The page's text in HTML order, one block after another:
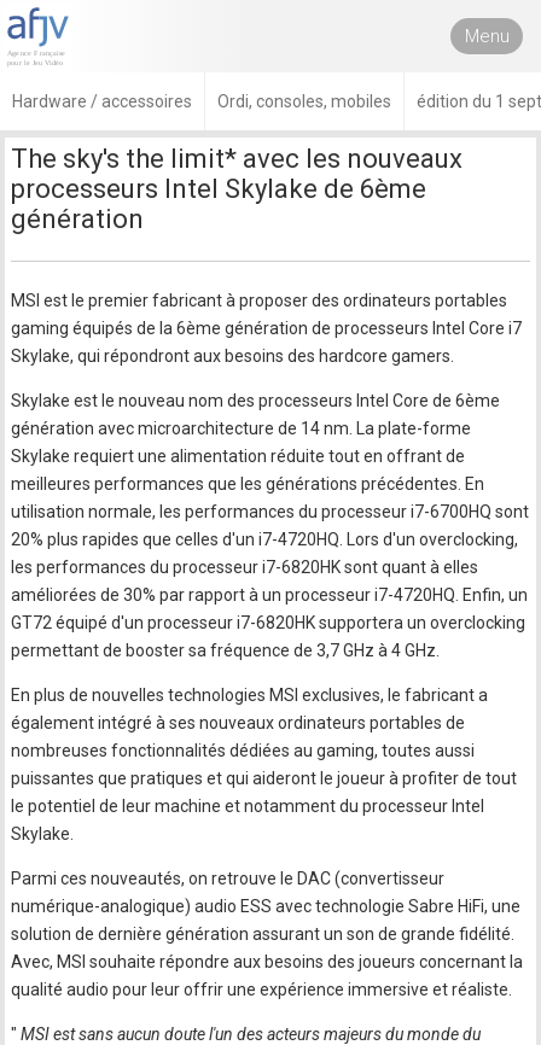
Menu
Hardware / accessoires Ordi, consoles, mobiles édition du 1
The sky's the limit* avec les nouveaux
processeurs Intel Skylake de 6ème
génération
MSI est le premier fabricant à proposer des ordinateurs portables
gaming équipés de la 6ème génération de processeurs Intel Core i7
Skylake, qui répondront aux besoins des hardcore gamers.
Skylake est le nouveau nom des processeurs Intel Core de 6ème
génération avec microarchitecture de 14 nm. La plate-forme
Skylake requiert une alimentation réduite tout en offrant de
meilleures performances que les générations précédentes. En
utilisation normale, les performances du processeur i7-6700HQ sont
20% plus rapides que celles d'un i7-4720HQ. Lors d'un overclocking,
les performances du processeur i7-6820HK sont quant à elles
améliorées de 30% par rapport à un processeur i7-4720HQ. Enfin, un
GT72 équipé d'un processeur i7-6820HK supportera un overclocking
permettant de booster sa fréquence de 3,7 GHz à 4 GHz.
En plus de nouvelles technologies MSI exclusives, le fabricant a
également intégré à ses nouveaux ordinateurs portables de
nombreuses fonctionnalités dédiées au gaming, toutes aussi
puissantes que pratiques et qui aideront le joueur à profiter de tout
le potentiel de leur machine et notamment du processeur Intel
Skylake.
Parmi ces nouveautés, on retrouve le DAC (convertisseur
numérique-analogique) audio ESS avec technologie Sabre HiFi, une
solution de dernière génération assurant un son de grande fidélité.
Avec, MSI souhaite répondre aux besoins des joueurs concernant la
qualité audio pour leur offrir une expérience immersive et réaliste.
" MSI est sans aucun doute l'un des acteurs majeurs du monde du